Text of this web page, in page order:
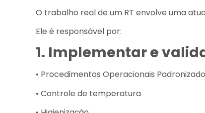
O trabalho real de um RT envolve uma
Ele é responsável por:
1. Implementar e
• Procedimentos Operacionais
• Controle de temperatura